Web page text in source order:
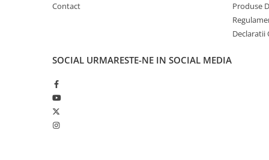
Produse Fossibot
Telefoane Mobile Fossibot
Tablete Fossibot
Produse Oukitel
Contact
Produse
SOCIAL URMARESTE-NE IN SOCIAL MEDIA